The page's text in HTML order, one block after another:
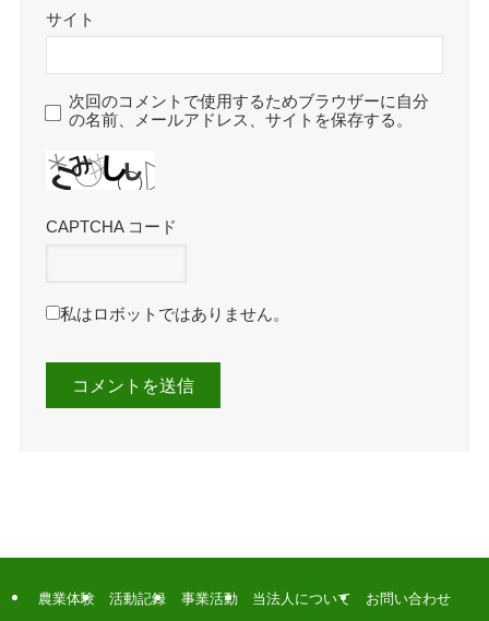
サイト
次回のコメントで使用するためブラウザーに自分
の名前、メールアドレス、サイトを保存する。
CAPTCHA コード
私はロボットではありません。
農業体験 活動記録 事業活動 当法人について お問い合わせ